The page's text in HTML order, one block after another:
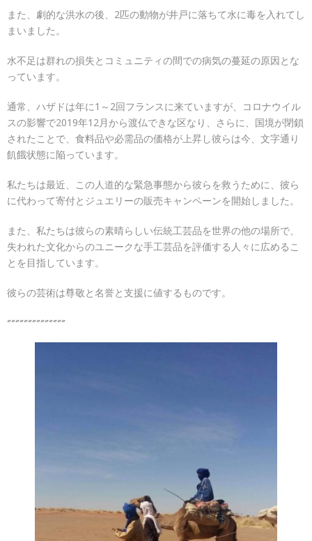
また、劇的な洪水の後、2匹の動物が井戸に落ちて水に毒を入れてし
まいました。
水不足は群れの損失とコミュニティの間での病気の蔓延の原因とな
っています。
通常、ハザドは年に1～2回フランスに来ていますが、コロナウイル
スの影響で2019年12月から渡仏できな区なり、さらに、国境が閉鎖
されたことで、食料品や必需品の価格が上昇し彼らは今、文字通り
飢餓状態に陥っています。
私たちは最近、この人道的な緊急事態から彼らを救うために、彼ら
に代わって寄付とジュエリーの販売キャンペーンを開始しました。
また、私たちは彼らの素晴らしい伝統工芸品を世界の他の場所で、
失われた文化からのユニークな手工芸品を評価する人々に広めるこ
とを目指しています。
彼らの芸術は尊敬と名誉と支援に値するものです。
▱▱▱▱▱▱▱▱▱▱▱▱▱▱